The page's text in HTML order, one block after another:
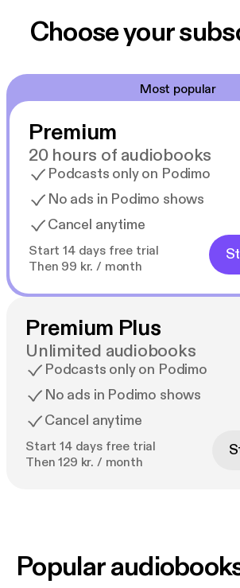
sie lesen.
Choose your
Most popular
Premium
20 hours of audiobooks
Podcasts only on Podimo
No ads in Podimo shows
Cancel anytime
Start 14 days free trial
Then 99 kr. / month
Premium Plus
Unlimited audiobooks
Podcasts only on Podimo
No ads in Podimo shows
Cancel anytime
Start 14 days free trial
Then 129 kr. / month
Popular